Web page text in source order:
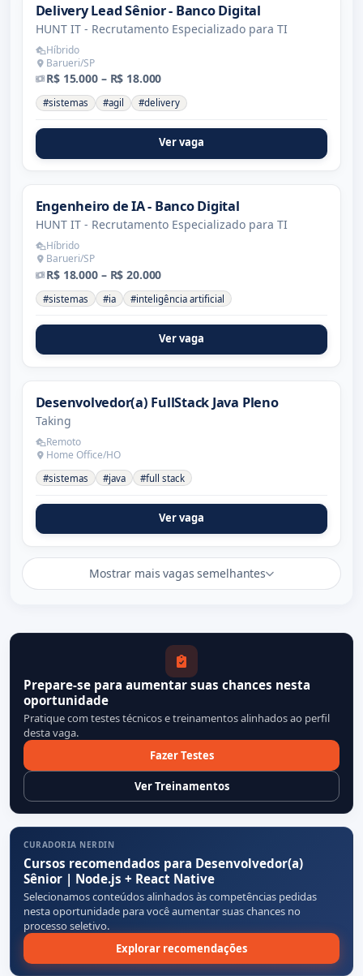
Delivery Lead Sênior - Banco Digital
HUNT IT - Recrutamento Especializado para TI
Híbrido
Barueri/SP
R$ 15.000 – R$ 18.000
#sistemas #agil #delivery
Ver vaga
Engenheiro de IA - Banco Digital
HUNT IT - Recrutamento Especializado para TI
Híbrido
Barueri/SP
R$ 18.000 – R$ 20.000
#sistemas #ia #inteligência artificial
Ver vaga
Desenvolvedor(a) FullStack Java Pleno
Taking
Remoto
Home Office/HO
#sistemas #java #full stack
Ver vaga
Mostrar mais vagas semelhantes
Prepare-se para aumentar suas chances nesta
oportunidade
Pratique com testes técnicos e treinamentos alinhados ao perfil
desta vaga.
Fazer Testes
Ver Treinamentos
CURADORIA NERDIN
Cursos recomendados para Desenvolvedor(a)
Sênior | Node.js + React Native
Selecionamos conteúdos alinhados às competências pedidas
nesta oportunidade para você aumentar suas chances no
processo seletivo.
Explorar recomendações